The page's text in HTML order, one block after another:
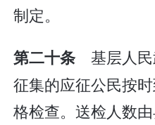
制定。
第二十条 基层人民
征集的应征公民按
格检查。送检人数